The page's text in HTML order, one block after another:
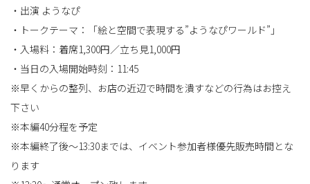
・出演 ようなぴ
・トークテーマ：「絵と空間で表現する”ようなぴワールド”」
・入場料：着席1,300円／立ち見1,000円
・当日の入場開始時刻：11:45
※早くからの整列、お店の近辺で時間を潰すなどの行為はお控え
下さい
※本編40分程を予定
※本編終了後～13:30までは、イベント参加者様優先販売時間とな
ります